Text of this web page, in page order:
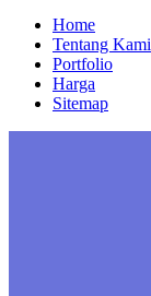
Home
Tentang Kami
Portfolio
Harga
Sitemap